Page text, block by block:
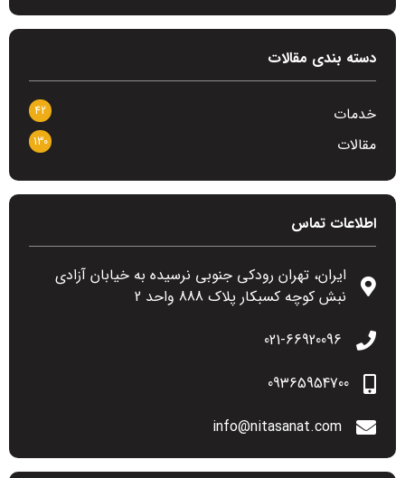
دسته بندی مقالات
خدمات 42
مقالات 130
اطلاعات تماس
ایران، تهران رودکی جنوبی نرسیده به خیابان آزادی
نبش کوچه کسبکار پلاک 888 واحد 2
021-66920096​
09365954700
info@nitasanat.com